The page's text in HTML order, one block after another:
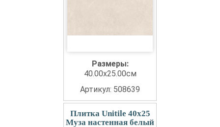
Размеры:
40.00x25.00см
Артикул: 508639
Плитка Unitile 40x25
Муза настенная белый